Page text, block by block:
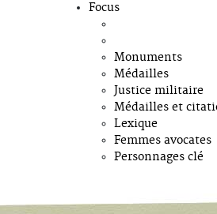
Focus
Monuments
Médailles
Justice militaire
Médailles et
Lexique
Femmes avocates
Personnages clé